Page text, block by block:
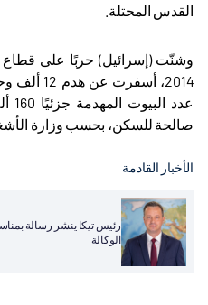
القدس المحتلة
وشنّت (إسرائيل) حربًا على قطاع
2014،
صالحة للسكن، بحسب وزارة
الأخبار القادمة
الوكالة